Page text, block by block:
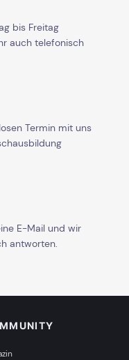
bis Freitag
auch telefonisch
Termin mit uns
E-Mail und wir
antworten.